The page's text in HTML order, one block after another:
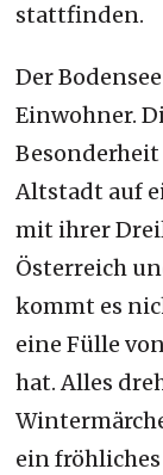
stattfinden.
Der
Einwohner.
Besonderheit
Altstadt auf
mit ihrer
Österreich
kommt es
eine Fülle
hat. Alles
ein